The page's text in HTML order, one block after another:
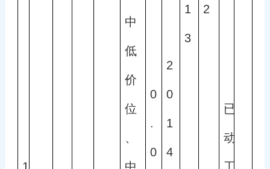
1
3
2
中
低
价
位
、
0
.
0
2
0
1
4
已
动